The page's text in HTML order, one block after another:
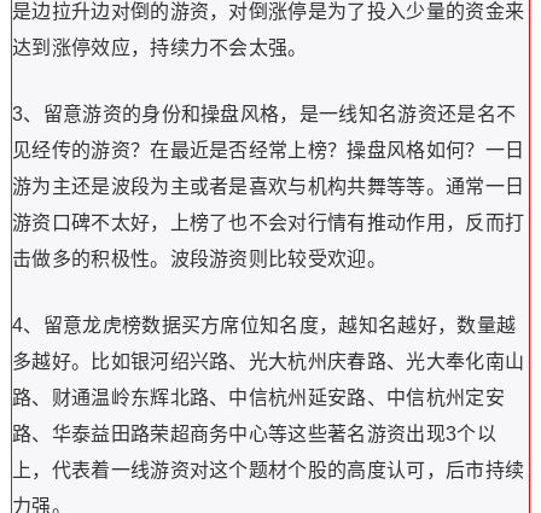
是边拉升边对倒的游资，对倒涨停是为了投入少量的资金来
达到涨停效应，持续力不会太强。
3、留意游资的身份和操盘风格，是一线知名游资还是名不
见经传的游资？在最近是否经常上榜？操盘风格如何？一日
游为主还是波段为主或者是喜欢与机构共舞等等。通常一日
游资口碑不太好，上榜了也不会对行情有推动作用，反而打
击做多的积极性。波段游资则比较受欢迎。
4、留意龙虎榜数据买方席位知名度，越知名越好，数量越
多越好。比如银河绍兴路、光大杭州庆春路、光大奉化南山
路、财通温岭东辉北路、中信杭州延安路、中信杭州定安
路、华泰益田路荣超商务中心等这些著名游资出现3个以
上，代表着一线游资对这个题材个股的高度认可，后市持续
力强。